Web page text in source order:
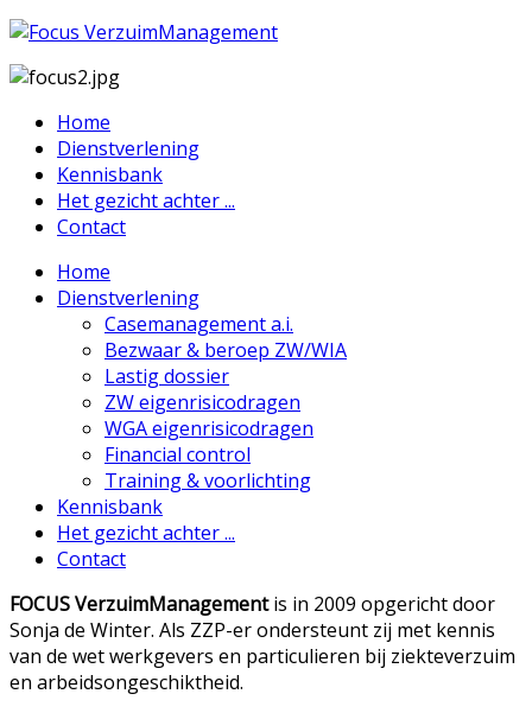
Home
Dienstverlening
Kennisbank
Het gezicht achter ...
Contact
Home
Dienstverlening
Casemanagement a.i.
Bezwaar & beroep ZW/WIA
Lastig dossier
ZW eigenrisicodragen
WGA eigenrisicodragen
Financial control
Training & voorlichting
Kennisbank
Het gezicht achter ...
Contact
FOCUS VerzuimManagementis in 2009 opgericht door
Sonja de Winter. Als ZZP-er ondersteunt zij met kennis
van de wet werkgevers en particulieren bij ziekteverzuim
en arbeidsongeschiktheid.